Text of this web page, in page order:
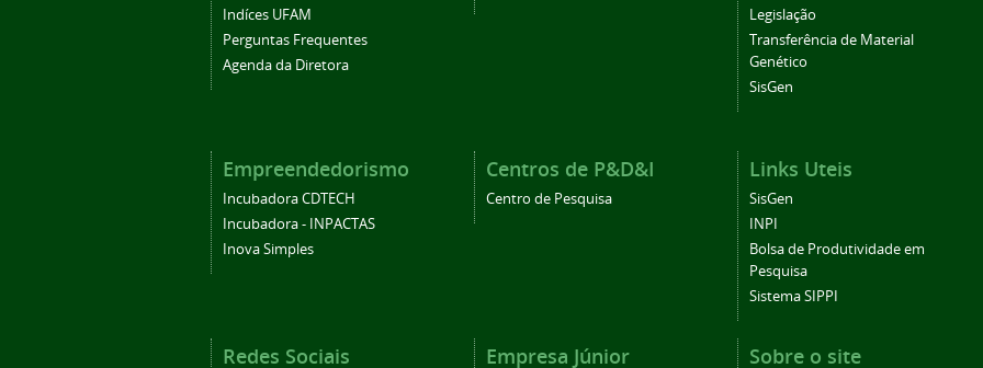
Indíces UFAM
Perguntas Frequentes
Agenda da Diretora
Legislação
Transferência de Material
Genético
SisGen
Empreendedorismo
Incubadora CDTECH
Incubadora - INPACTAS
Inova Simples
Centros de P&D&I
Centro de Pesquisa
Links Uteis
SisGen
INPI
Bolsa de Produtividade em
Pesquisa
Sistema SIPPI
Redes Sociais Empresa Júnior Sobre o site